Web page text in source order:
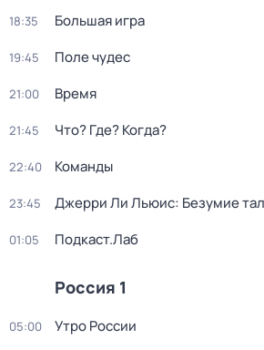
18:35 Большая игра
19:45 Поле чудес
21:00 Время
21:45 Что? Где? Когда?
22:40 Команды
23:45 Джерри Ли Льюис: Безумие
01:05 Подкаст.Лаб
Россия 1
05:00 Утро России